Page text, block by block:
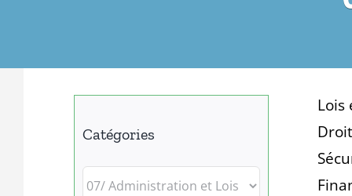
Lois
Catégories
Catégories